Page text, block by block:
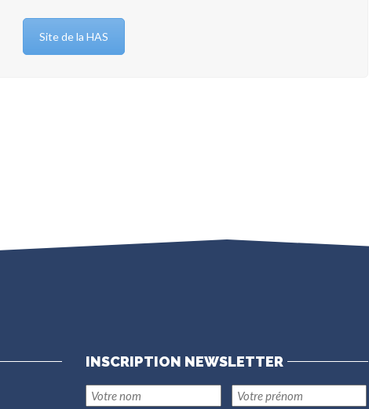
Site de la HAS
INSCRIPTION NEWSLETTER